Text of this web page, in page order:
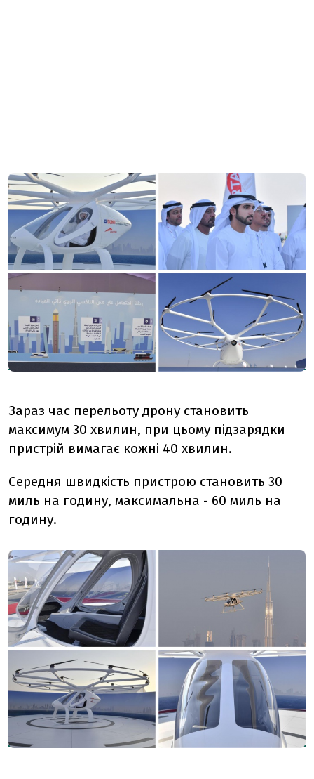
Зараз час перельоту дрону становить
максимум 30 хвилин, при цьому підзарядки
пристрій вимагає кожні 40 хвилин.
Середня швидкість пристрою становить 30
миль на годину, максимальна - 60 миль на
годину.